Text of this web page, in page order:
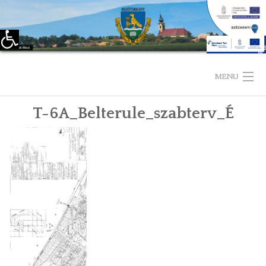
Eszköztár megnyitása
MENU
KEZDŐLAP
TELEPÜLÉSÜNKRŐL
LÁTNIVALÓK
KAPCSOLAT
ÖNKORMÁNYZAT
KÉPVISELŐ-TESTÜLET
T-6A_Belterule_szabterv_É